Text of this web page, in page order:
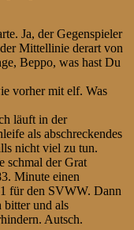
Ja, der Gegenspieler
Mittellinie derart von
Beppo, was hast Du
vorher mit elf. Was
läuft in der
als abschreckendes
nicht viel zu tun.
schmal der Grat
Minute einen
für den SVWW. Dann
bitter und als
Autsch.